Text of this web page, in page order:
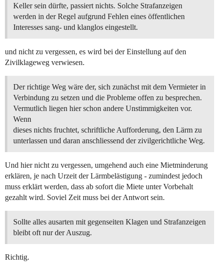
Keller sein dürfte, passiert nichts. Solche Strafanzeigen
werden in der Regel aufgrund Fehlen eines öffentlichen
Interesses sang- und klanglos eingestellt.
und nicht zu vergessen, es wird bei der Einstellung auf den
Zivilklageweg verwiesen.
Der richtige Weg wäre der, sich zunächst mit dem Vermieter in
Verbindung zu setzen und die Probleme offen zu besprechen.
Vermutlich liegen hier schon andere Unstimmigkeiten vor.
Wenn
dieses nichts fruchtet, schriftliche Aufforderung, den Lärm zu
unterlassen und daran anschliessend der zivilgerichtliche Weg.
Und hier nicht zu vergessen, umgehend auch eine Mietminderung
erklären, je nach Urzeit der Lärmbelästigung - zumindest jedoch
muss erklärt werden, dass ab sofort die Miete unter Vorbehalt
gezahlt wird. Soviel Zeit muss bei der Antwort sein.
Sollte alles ausarten mit gegenseiten Klagen und Strafanzeigen
bleibt oft nur der Auszug.
Richtig.